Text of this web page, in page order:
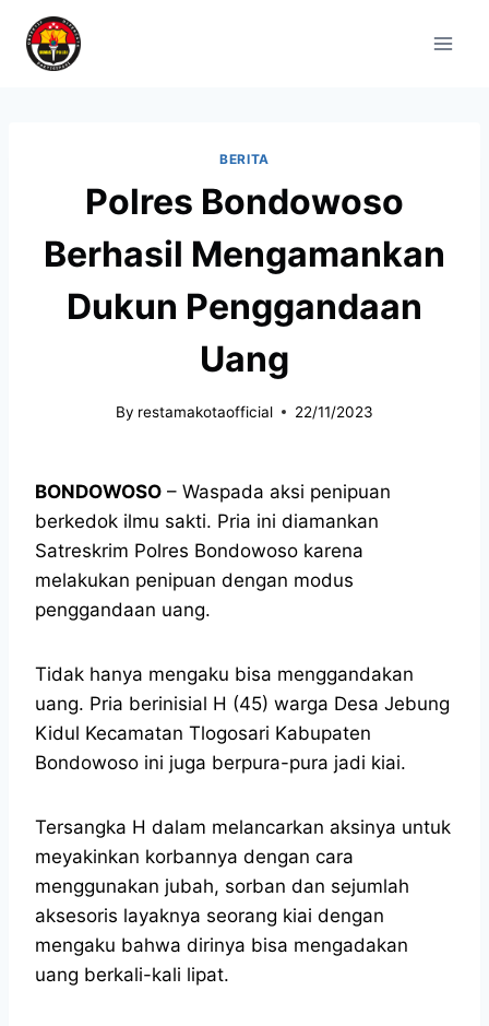
BERITA
Polres Bondowoso
Berhasil Mengamankan
Dukun Penggandaan
Uang
By restamakotaofficial 22/11/2023
BONDOWOSO – Waspada aksi penipuan
berkedok ilmu sakti. Pria ini diamankan
Satreskrim Polres Bondowoso karena
melakukan penipuan dengan modus
penggandaan uang.
Tidak hanya mengaku bisa menggandakan
uang. Pria berinisial H (45) warga Desa Jebung
Kidul Kecamatan Tlogosari Kabupaten
Bondowoso ini juga berpura-pura jadi kiai.
Tersangka H dalam melancarkan aksinya untuk
meyakinkan korbannya dengan cara
menggunakan jubah, sorban dan sejumlah
aksesoris layaknya seorang kiai dengan
mengaku bahwa dirinya bisa mengadakan
uang berkali-kali lipat.